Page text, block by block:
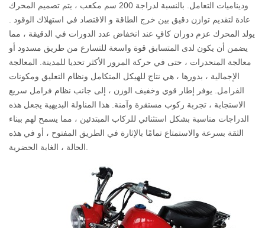
وديناميات التعامل. بالنسبة لدراجة 200 سم مكعب ، يتم تصميم المحرك
عادة لتقديم توازن دقيق بين خرج الطاقة و الاقتصاد في استهلاك الوقود
يولد المحرك عزم دوران كافٍ عند انخفاض عدد الدورات في الدقيقة ، مما
يضمن أن يكون لدى المتسابق قوة واسعة للتسارع من طريق مسدود أو
معالجة المنحدرات ، حتى في حركة المرور الأكثر تحديا للمدينة. المعالجة
الإجمالية ، بدورها ، هي نتاج للهيكل المتكامل ونظام التعليق ومكونات
الفرامل. يوفر إطار قوي وخفيف الوزن ، إلى جانب نظام فرامل سريع
الاستجابة ، تجربة ركوب مستقرة وآمنة. هذا المناولة البديهية يجعل هذه
الدراجات مناسبة بشكل استثنائي للركاب المبتدئين ، مما يسمح لهم ببناء
الثقة بسرعة والاستمتاع تمامًا بالإثارة في الطريق المفتوح ، أو في هذه